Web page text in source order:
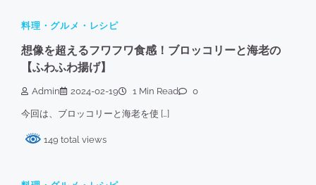
料理・グルメ・レシピ
想像を超えるフワフワ食感！ブロッコリーと海老の
【ふわふわ揚げ】
Admin 2024-02-19 1 Min Read 0
今回は、ブロッコリーと海老を使 […]
149 total views